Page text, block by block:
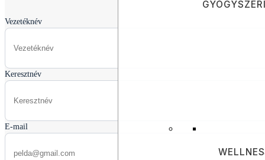
Vezetéknév
Keresztnév
E-mail